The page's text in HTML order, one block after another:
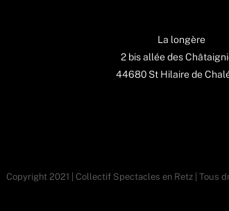
La longère
2 bis allée des
44680 St Hilaire de
Copyright 2021 | Collectif Spectacles en Retz | Tous